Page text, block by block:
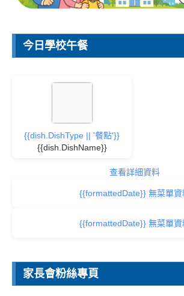
今日學校午餐
{{dish.DishType || '餐點'}}
{{dish.DishName}}
查看詳細資料
{{formattedDate}} 無菜單資
{{formattedDate}} 無菜單資
家長會粉絲專頁